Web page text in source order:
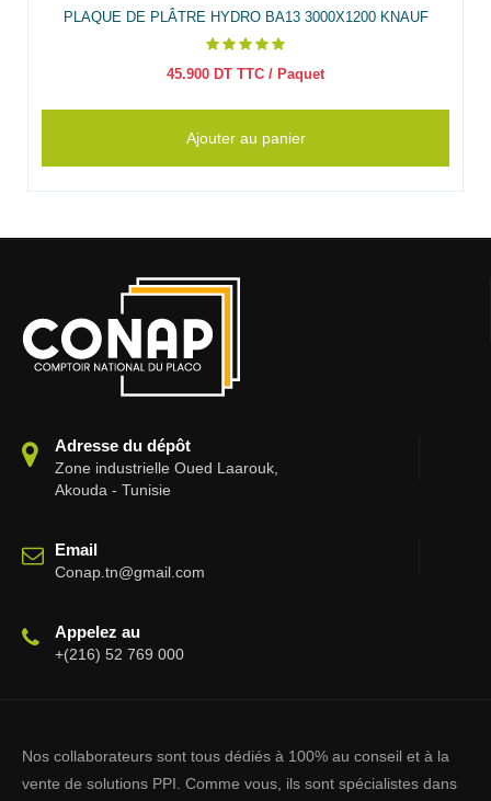
PLAQUE DE PLÂTRE HYDRO BA13 3000X1200 KNAUF
45.900 DT TTC / Paquet
Ajouter au panier
Adresse du dépôt
Zone industrielle Oued Laarouk,
Akouda - Tunisie
Email
Conap.tn@gmail.com
Appelez au
+(216) 52 769 000
Nos collaborateurs sont tous dédiés à 100% au conseil et à la
vente de solutions PPI. Comme vous, ils sont spécialistes dans